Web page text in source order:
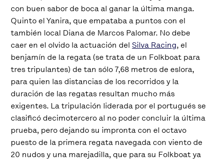
con buen sabor de boca al ganar la última manga.
Quinto el Yanira, que empataba a puntos con el
también local Diana de Marcos Palomar. No debe
caer en el olvido la actuación del Silva Racing, el
benjamín de la regata (se trata de un Folkboat para
tres tripulantes) de tan sólo 7,68 metros de eslora,
para quien las distancias de los recorridos y la
duración de las regatas resultan mucho más
exigentes. La tripulación liderada por el portugués se
clasificó decimotercero al no poder concluir la última
prueba, pero dejando su impronta con el octavo
puesto de la primera regata navegada con viento de
20 nudos y una marejadilla, que para su Folkboat ya